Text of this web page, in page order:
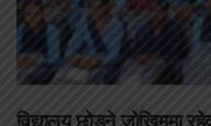
विद्यालय छोड्ने जोखिममा